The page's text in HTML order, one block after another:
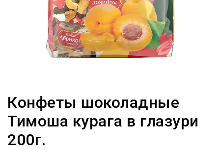
Конфеты шоколадные
Тимоша курага в глазури
200г.